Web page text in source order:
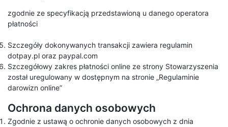
zgodnie ze specyfikacją przedstawioną u danego operatora
płatności
Szczegóły dokonywanych transakcji zawiera regulamin
dotpay.pl oraz paypal.com
Szczegółowy zakres płatności online ze strony Stowarzyszenia
został uregulowany w dostępnym na stronie „Regulaminie
darowizn online”
Ochrona danych osobowych
Zgodnie z ustawą o ochronie danych osobowych z dnia